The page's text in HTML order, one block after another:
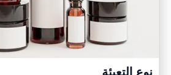
نوع التعبئة